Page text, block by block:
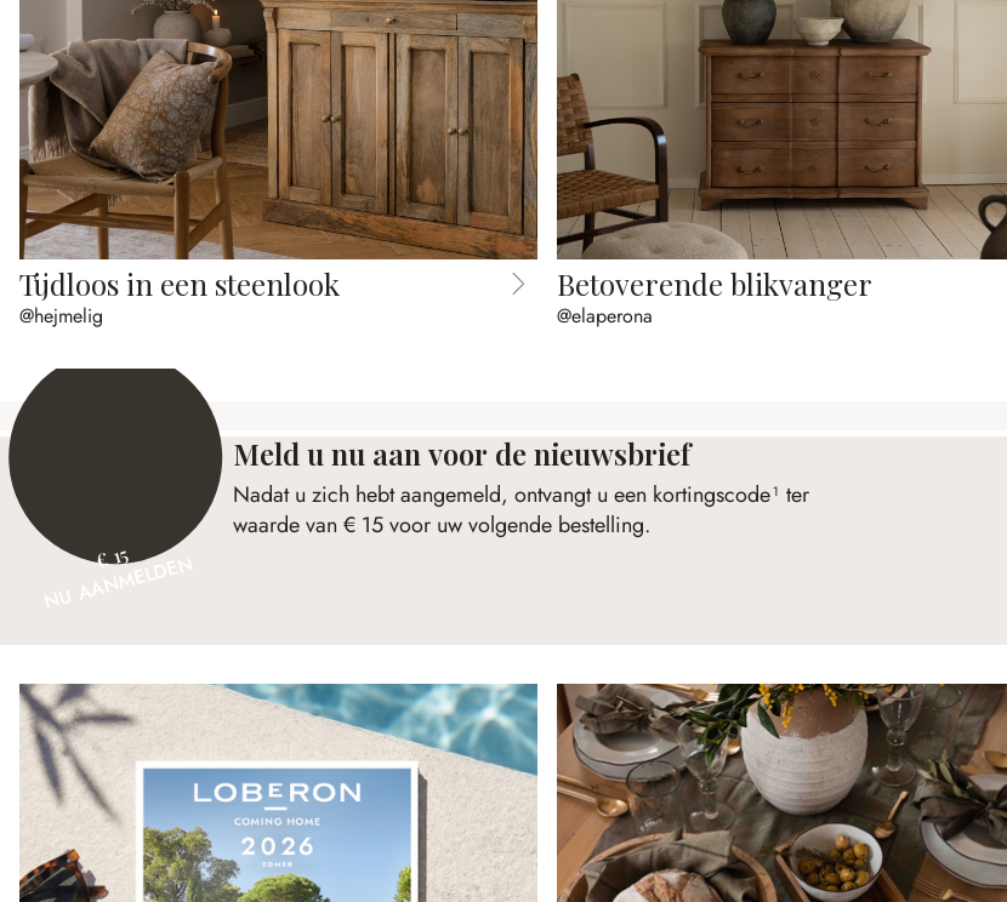
Tijdloos in een steenlook
@hejmelig
Betoverende blikvanger
@elaperona
€ 15
NU AANMELDEN
Meld u nu aan voor de nieuwsbrief
Nadat u zich hebt aangemeld, ontvangt u een kortingscode¹ ter
waarde van € 15 voor uw volgende bestelling.